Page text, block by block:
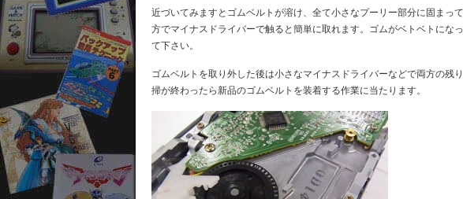
近づいてみますとゴムベルトが溶け、全て小さなプーリー部分に固まっ
方でマイナスドライバーで触ると簡単に取れます。ゴムがベトベトにな
て下さい。
ゴムベルトを取り外した後は小さなマイナスドライバーなどで両方の残
掃が終わったら新品のゴムベルトを装着する作業に当たります。